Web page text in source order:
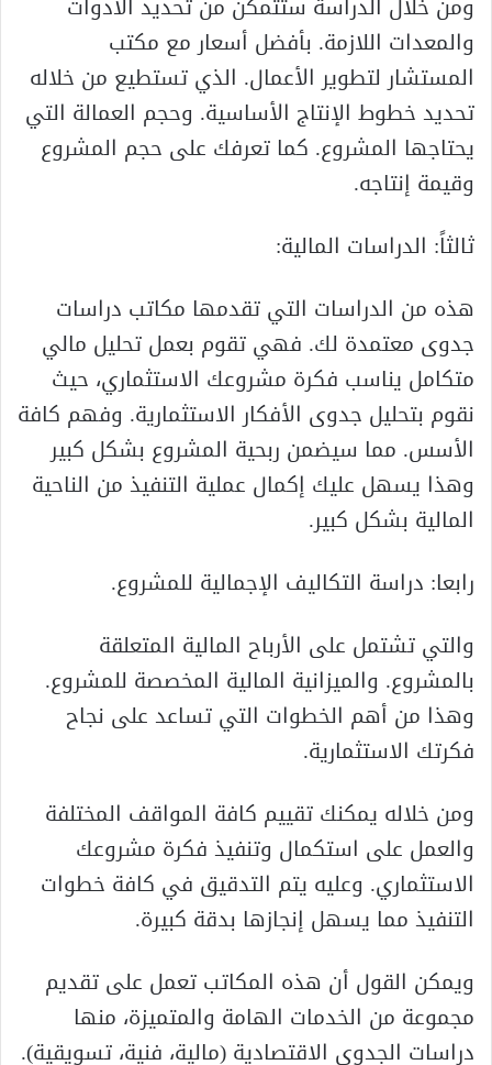
والمعدات اللازمة. بأفضل أسعار مع مكتب
المستشار لتطوير الأعمال. الذي تستطيع من خلاله
تحديد خطوط الإنتاج الأساسية. وحجم العمالة التي
يحتاجها المشروع. كما تعرفك على حجم المشروع
وقيمة إنتاجه.
ثالثاً: الدراسات المالية:
هذه من الدراسات التي تقدمها مكاتب دراسات
جدوى معتمدة لك. فهي تقوم بعمل تحليل مالي
متكامل يناسب فكرة مشروعك الاستثماري، حيث
نقوم بتحليل جدوى الأفكار الاستثمارية. وفهم كافة
الأسس. مما سيضمن ربحية المشروع بشكل كبير
وهذا يسهل عليك إكمال عملية التنفيذ من الناحية
المالية بشكل كبير.
رابعا: دراسة التكاليف الإجمالية للمشروع.
والتي تشتمل على الأرباح المالية المتعلقة
بالمشروع. والميزانية المالية المخصصة للمشروع.
وهذا من أهم الخطوات التي تساعد على نجاح
فكرتك الاستثمارية.
ومن خلاله يمكنك تقييم كافة المواقف المختلفة
والعمل على استكمال وتنفيذ فكرة مشروعك
الاستثماري. وعليه يتم التدقيق في كافة خطوات
التنفيذ مما يسهل إنجازها بدقة كبيرة.
ويمكن القول أن هذه المكاتب تعمل على تقديم
مجموعة من الخدمات الهامة والمتميزة، منها
دراسات الجدوى الاقتصادية (مالية، فنية، تسويقية).